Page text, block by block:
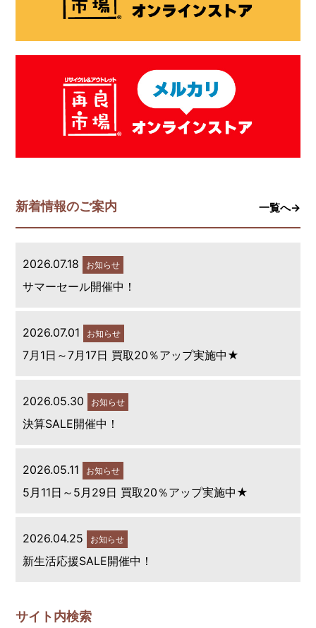
新着情報のご案内 一覧へ→
2026.07.18 お知らせ
サマーセール開催中！
2026.07.01 お知らせ
7月1日～7月17日 買取20％アップ実施中★
2026.05.30 お知らせ
決算SALE開催中！
2026.05.11 お知らせ
5月11日～5月29日 買取20％アップ実施中★
2026.04.25 お知らせ
新生活応援SALE開催中！
サイト内検索